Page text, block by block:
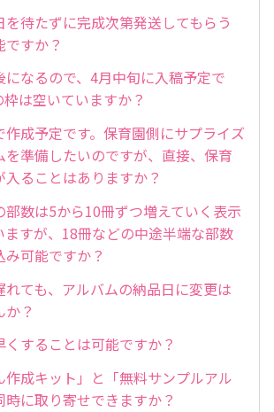
を待たずに完成次第発送してもらう
ですか？
になるので、4月中旬に入稿予定で
は空いていますか？
作成予定です。保育園側にサプライズ
を準備したいのですが、直接、保育
入ることはありますか？
部数は5から10冊ずつ増えていく表示
ますが、18冊などの中途半端な部数
み可能ですか？
れても、アルバムの納品日に変更は
か？
くすることは可能ですか？
作成キット」と「無料サンプルアル
時に取り寄せできますか？